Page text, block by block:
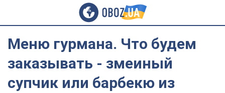
Меню гурмана. Что будем
заказывать - змеиный
супчик или барбекю из